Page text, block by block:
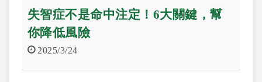
失智症不是命中注定！6大關鍵，幫
你降低風險
2025/3/24